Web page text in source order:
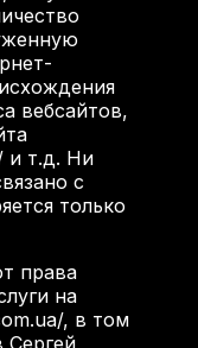
вебсайтов,
и т.д. Ни
с
только
права
на
, в том
Сергей